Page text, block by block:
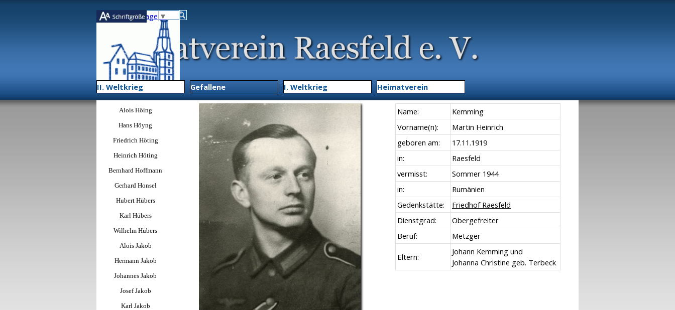
Select Language ▼
Menü überspringen
II. Weltkrieg ▼Gefallene ▼I. Weltkrieg ▼Heimatverein
Menü überspringen
Alois Höing
Hans Höyng
Friedrich Höting
Heinrich Höting
Bernhard Hoffmann
Gerhard Honsel
Hubert Hübers
Karl Hübers
Wilhelm Hübers
Alois Jakob
Hermann Jakob
Johannes Jakob
Josef Jakob
Karl Jakob
Name:
Kemming
Vorname(n):
Martin Heinrich
geboren am:
17.11.1919
in:
Raesfeld
vermisst:
Sommer 1944
in:
Rumänien
Gedenkstätte:
Friedhof Raesfeld
Dienstgrad:
Obergefreiter
Beruf:
Metzger
Eltern:
Johann Kemming und
Johanna Christine geb. Terbeck